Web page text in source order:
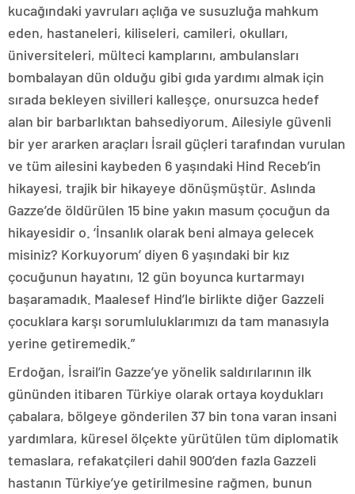
kucağındaki yavruları açlığa ve susuzluğa mahkum
eden, hastaneleri, kiliseleri, camileri, okulları,
üniversiteleri, mülteci kamplarını, ambulansları
bombalayan dün olduğu gibi gıda yardımı almak için
sırada bekleyen sivilleri kalleşçe, onursuzca hedef
alan bir barbarlıktan bahsediyorum. Ailesiyle güvenli
bir yer ararken araçları İsrail güçleri tarafından vurulan
ve tüm ailesini kaybeden 6 yaşındaki Hind Receb’in
hikayesi, trajik bir hikayeye dönüşmüştür. Aslında
Gazze’de öldürülen 15 bine yakın masum çocuğun da
hikayesidir o. ‘İnsanlık olarak beni almaya gelecek
misiniz? Korkuyorum’ diyen 6 yaşındaki bir kız
çocuğunun hayatını, 12 gün boyunca kurtarmayı
başaramadık. Maalesef Hind’le birlikte diğer Gazzeli
çocuklara karşı sorumluluklarımızı da tam manasıyla
yerine getiremedik.”
Erdoğan, İsrail’in Gazze’ye yönelik saldırılarının ilk
gününden itibaren Türkiye olarak ortaya koydukları
çabalara, bölgeye gönderilen 37 bin tona varan insani
yardımlara, küresel ölçekte yürütülen tüm diplomatik
temaslara, refakatçileri dahil 900’den fazla Gazzeli
hastanın Türkiye’ye getirilmesine rağmen, bunun